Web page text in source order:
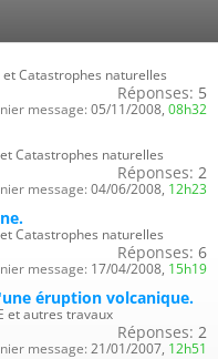
Catastrophes naturelles
Réponses: 5
message: 05/11/2008, 08h32
Catastrophes naturelles
Réponses: 2
message: 04/06/2008, 12h23
Catastrophes naturelles
Réponses: 6
message: 17/04/2008, 15h19
éruption volcanique.
et autres travaux
Réponses: 2
message: 21/01/2007, 12h51